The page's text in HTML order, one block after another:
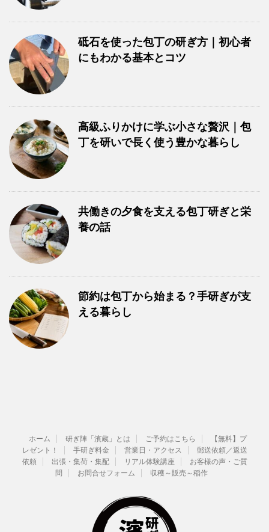
砥石を使った包丁の研ぎ方｜初心者
にもわかる基本とコツ
高級ふりかけに学ぶ小さな贅沢｜包
丁を研いで長く使う豊かな暮らし
共働きの夕食を支える包丁研ぎと栄
養の話
節約は包丁から始まる？手研ぎが支
える暮らし
ホーム 研ぎ陣「濱蔵」とは ご予約はこちら
【無料】プ
レゼント！
手研ぎ料金 営業日・アクセス
郵送依頼／返送
依頼
出張・集荷・集配 リアル体験講座
お客様の声・ご質
問
お問合せフォーム 収穫～販売～稲作